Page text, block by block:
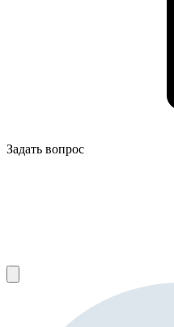
Задать вопрос